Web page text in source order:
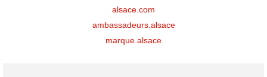
alsace.com
ambassadeurs.alsace
marque.alsace